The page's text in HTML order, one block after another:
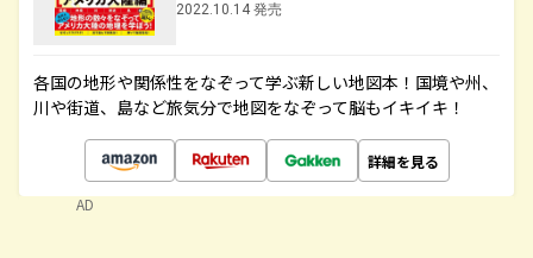
2022.10.14 発売
各国の地形や関係性をなぞって学ぶ新しい地図本！国境や州、
川や街道、島など旅気分で地図をなぞって脳もイキイキ！
詳細を見る
AD